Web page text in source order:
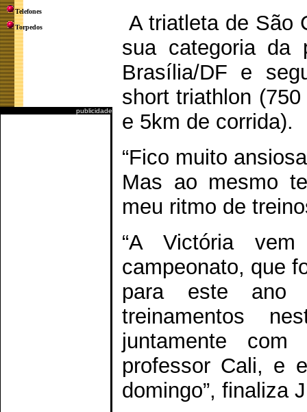
Telefones
Torpedos
publicidade
A triatleta de São
sua categoria da
Brasília/DF e
short triathlon
e 5km de corrida).
“Fico muito
Mas ao mesmo
meu ritmo de
“A Victória
campeonato, que
para este ano
treinamentos
juntamente
professor Cali, e
domingo”, finaliza